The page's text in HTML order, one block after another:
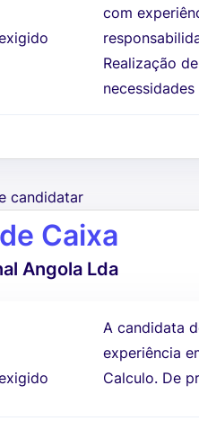
com
Realização
candidatar
Caixa
Angola Lda
A candidata
experiência
Calculo. De